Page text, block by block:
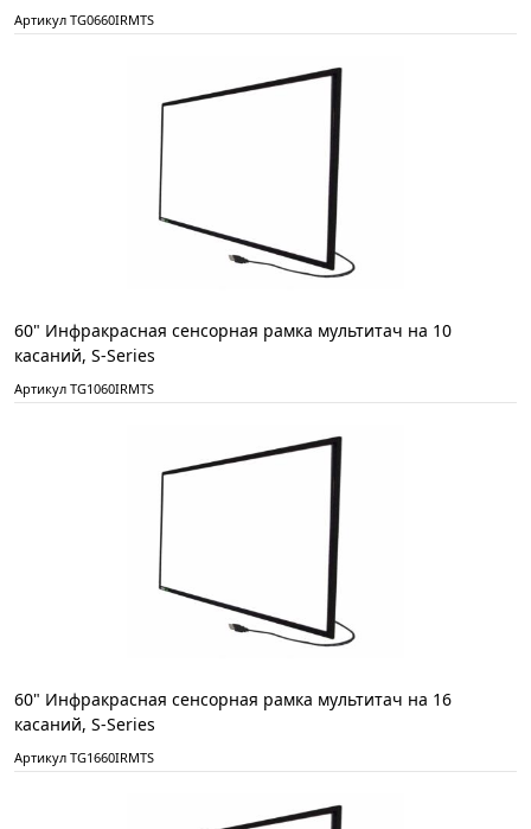
Артикул TG0660IRMTS
60" Инфракрасная сенсорная рамка мультитач на 10
касаний, S-Series
Артикул TG1060IRMTS
60" Инфракрасная сенсорная рамка мультитач на 16
касаний, S-Series
Артикул TG1660IRMTS